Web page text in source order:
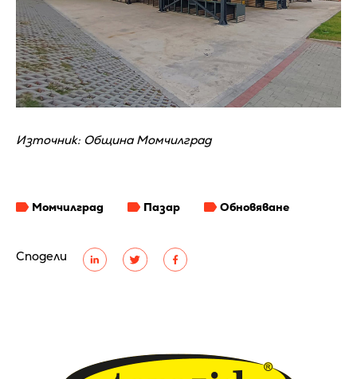
Сподели
Източник: Община Момчилград
Момчилград Пазар Обновяване